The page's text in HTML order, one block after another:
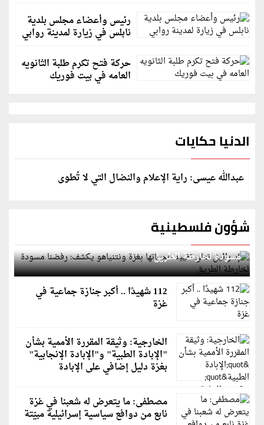
رئيس وأعضاء مجلس بلدية
نابلس في زيارة لمدينة روابي
حركة فتح تكرم طلبة الثانويه
العامه في بيت فوريك
الدنيا حكايات
عبدالله عيسى: راية الإعلام والنضال التي لا تُطوى
شؤون فلسطينية
إسرائيل تعلن تقييد هجماتها بغزة ونتنياهو يكشف: رفضنا
مسودة لخارطة الطريق
112 شهيدًا .. أكبر جنازة جماعية في
غزة
الخارجية: وثيقة المقررة الأممية بشأن
"الإبادة الطبية" و"الإبادة الإنجابية"
بغزة دليل إضافي على الإبادة
مصطفى: ما يتعرض له شعبنا في غزة
نابع من دوافع سياسية إسرائيلية مبيّتة